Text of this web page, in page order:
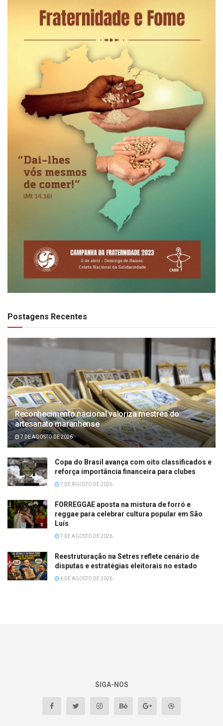
Postagens Recentes
Reconhecimento nacional valoriza mestres do
artesanato maranhense
7 DE AGOSTO DE 2026
Copa do Brasil avança com oito classificados e
reforça importância financeira para clubes
7 DE AGOSTO DE 2026
FORREGGAE aposta na mistura de forró e
reggae para celebrar cultura popular em São
Luís
7 DE AGOSTO DE 2026
Reestruturação na Setres reflete cenário de
disputas e estratégias eleitorais no estado
6 DE AGOSTO DE 2026
SIGA-NOS